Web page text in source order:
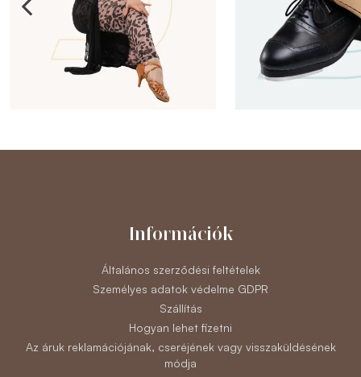
Információk
Általános szerződési feltételek
Személyes adatok védelme GDPR
Szállítás
Hogyan lehet fizetni
Az áruk reklamációjának, cseréjének vagy visszaküldésének
módja